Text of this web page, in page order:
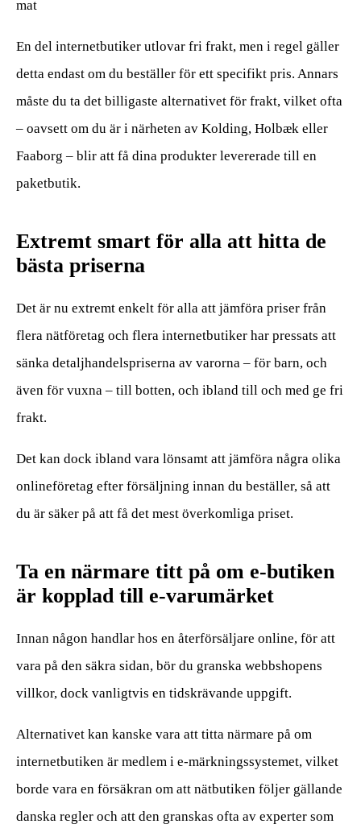
mat
En del internetbutiker utlovar fri frakt, men i regel gäller
detta endast om du beställer för ett specifikt pris. Annars
måste du ta det billigaste alternativet för frakt, vilket ofta
– oavsett om du är i närheten av Kolding, Holbæk eller
Faaborg – blir att få dina produkter levererade till en
paketbutik.
Extremt smart för alla att hitta de
bästa priserna
Det är nu extremt enkelt för alla att jämföra priser från
flera nätföretag och flera internetbutiker har pressats att
sänka detaljhandelspriserna av varorna – för barn, och
även för vuxna – till botten, och ibland till och med ge fri
frakt.
Det kan dock ibland vara lönsamt att jämföra några olika
onlineföretag efter försäljning innan du beställer, så att
du är säker på att få det mest överkomliga priset.
Ta en närmare titt på om e-butiken
är kopplad till e-varumärket
Innan någon handlar hos en återförsäljare online, för att
vara på den säkra sidan, bör du granska webbshopens
villkor, dock vanligtvis en tidskrävande uppgift.
Alternativet kan kanske vara att titta närmare på om
internetbutiken är medlem i e-märkningssystemet, vilket
borde vara en försäkran om att nätbutiken följer gällande
danska regler och att den granskas ofta av experter som